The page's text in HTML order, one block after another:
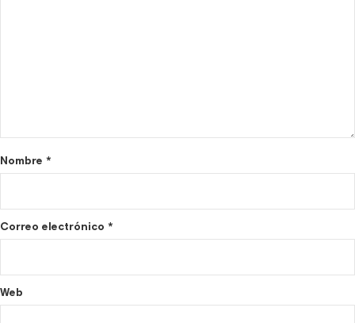
Nombre *
Correo electrónico *
Web